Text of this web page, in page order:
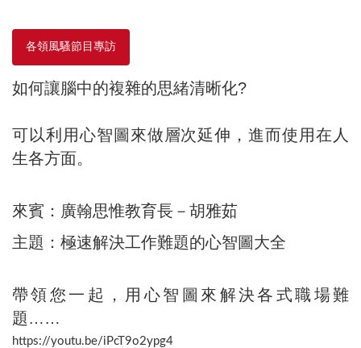
各領風騷節目專訪
如何讓腦中的複雜的思緒清晰化?
可以利用心智圖來做層次延伸，進而使用在人
生各方面。
來賓：廣翰思惟教育長－胡雅茹
主題：極速解決工作難題的心智圖大全
帶領您一起，用心智圖來解決各式職場難
題……
https://youtu.be/iPcT9o2ypg4